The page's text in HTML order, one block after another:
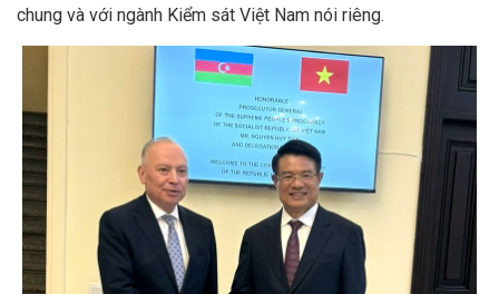
chung và với ngành Kiểm sát Việt Nam nói riêng.